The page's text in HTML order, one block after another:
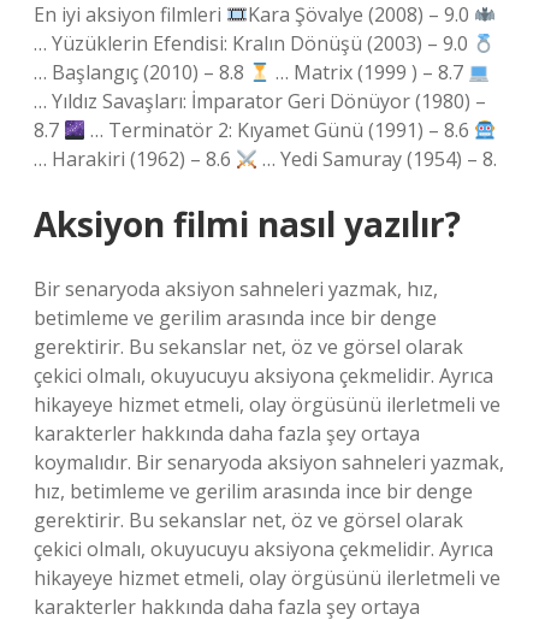
En iyi aksiyon filmleri
Kara Şövalye (2008) – 9.0
… Yüzüklerin Efendisi: Kralın Dönüşü (2003) – 9.0
… Başlangıç ​​(2010) – 8.8
… Matrix (1999 ) – 8.7
… Yıldız Savaşları: İmparator Geri Dönüyor (1980) –
8.7
… Terminatör 2: Kıyamet Günü (1991) – 8.6
… Harakiri (1962) – 8.6
… Yedi Samuray (1954) – 8.
Aksiyon filmi nasıl yazılır?
Bir senaryoda aksiyon sahneleri yazmak, hız,
betimleme ve gerilim arasında ince bir denge
gerektirir. Bu sekanslar net, öz ve görsel olarak
çekici olmalı, okuyucuyu aksiyona çekmelidir. Ayrıca
hikayeye hizmet etmeli, olay örgüsünü ilerletmeli ve
karakterler hakkında daha fazla şey ortaya
koymalıdır. Bir senaryoda aksiyon sahneleri yazmak,
hız, betimleme ve gerilim arasında ince bir denge
gerektirir. Bu sekanslar net, öz ve görsel olarak
çekici olmalı, okuyucuyu aksiyona çekmelidir. Ayrıca
hikayeye hizmet etmeli, olay örgüsünü ilerletmeli ve
karakterler hakkında daha fazla şey ortaya